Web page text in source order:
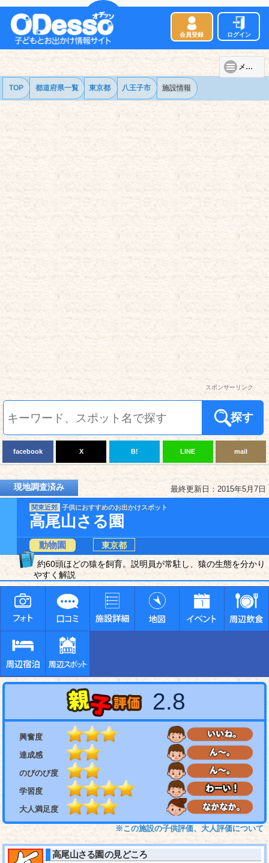
会員登録 ログイン
メニュー
TOP 都道府県一覧 東京都 八王子市 施設情報
スポンサーリンク
探す
facebook X B! LINE mail
現地調査済み 最終更新日：2015年5月7日
関東近郊 子供におすすめのお出かけスポット
高尾山さる園
動物園
東京都
約60頭ほどの猿を飼育。説明員が常駐し、猿の生態を分かり
やすく解説
2.8
興奮度
達成感
のびのび度
学習度
大人満足度
※この施設の子供評価、大人評価について
高尾山さる園の見どころ